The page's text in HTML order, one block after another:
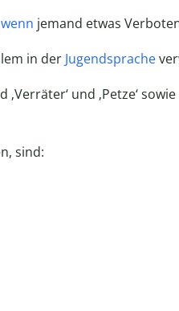
wenn jemand etwas
in der Jugendsprache
und ‚Petze‘ sowie
sind: